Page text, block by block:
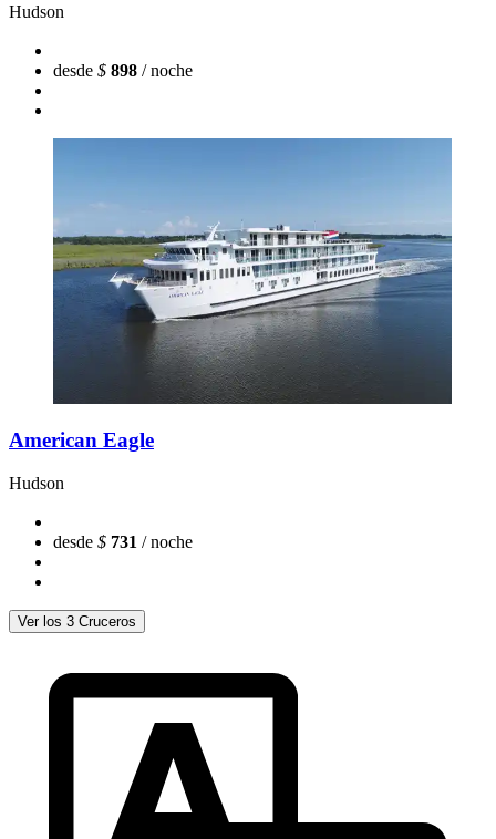
Hudson
desde $ 898 / noche
American Eagle
Hudson
desde $ 731 / noche
Ver los 3 Cruceros